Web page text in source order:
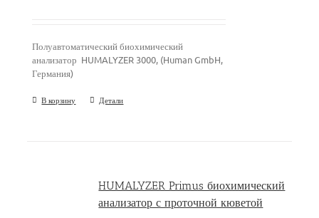
Полуавтоматический биохимический
анализатор HUMALYZER 3000, (Human GmbH,
Германия)
В корзину Детали
HUMALYZER Primus биохимический
анализатор с проточной кюветой